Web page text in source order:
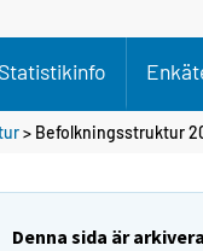
Statistikinfo
> Befolkningsstruktur
Denna sida är